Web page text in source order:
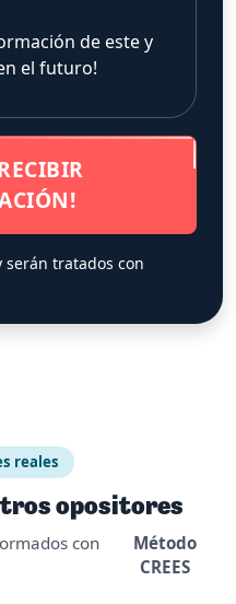
de este y
el futuro!
serán tratados con
reales
opositores
con
Método
CREES